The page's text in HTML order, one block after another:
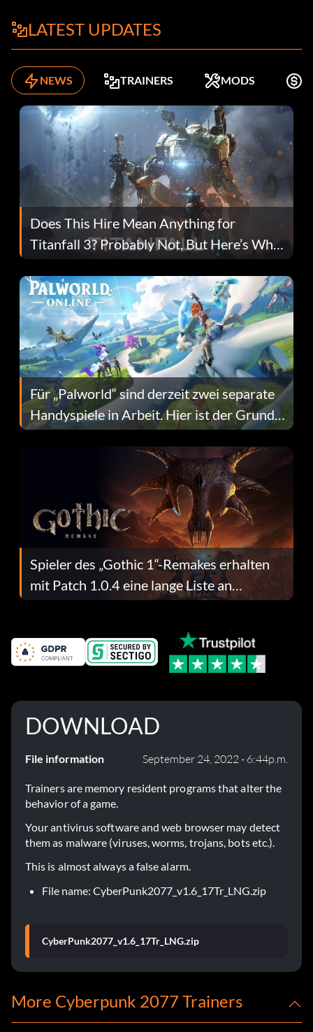
LATEST UPDATES
NEWS TRAINERS MODS
Does This Hire Mean Anything for
Titanfall 3? Probably Not, But Here’s Why
Fans Are Hopeful
Für „Palworld“ sind derzeit zwei separate
Handyspiele in Arbeit. Hier ist der Grund
dafür.
Spieler des „Gothic 1“-Remakes erhalten
mit Patch 1.0.4 eine lange Liste an
Fehlerbehebungen
DOWNLOAD
File information September 24, 2022 - 6:44p.m.
Trainers are memory resident programs that alter the
behavior of a game.
Your antivirus software and web browser may detect
them as malware (viruses, worms, trojans, bots etc.).
This is almost always a false alarm.
File name: CyberPunk2077_v1.6_17Tr_LNG.zip
CyberPunk2077_v1.6_17Tr_LNG.zip
More Cyberpunk 2077 Trainers